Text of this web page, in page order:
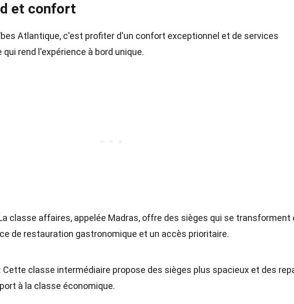
et confort
Atlantique, c'est profiter d'un confort exceptionnel et de services
rend l'expérience à bord unique.
classe affaires, appelée Madras, offre des sièges qui se transforment
de restauration gastronomique et un accès prioritaire.
: Cette classe intermédiaire propose des sièges plus spacieux et des
à la classe économique.